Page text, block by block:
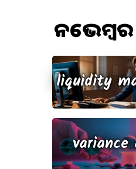
ନଭେମ୍ବର
liquidity